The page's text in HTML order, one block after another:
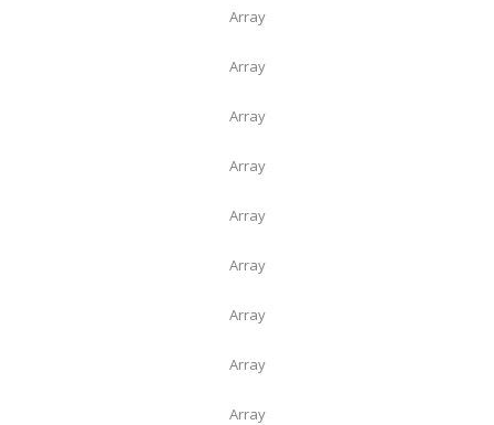
Array
Array
Array
Array
Array
Array
Array
Array
Array